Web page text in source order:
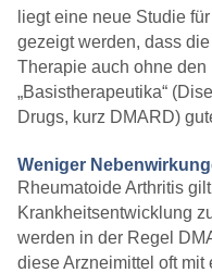
liegt eine neue Studie
gezeigt werden, dass
Therapie auch ohne
„Basistherapeutika“
Drugs, kurz DMARD)
Weniger
Rheumatoide Arthritis
Krankheitsentwicklung
werden in der Regel
diese Arzneimittel oft